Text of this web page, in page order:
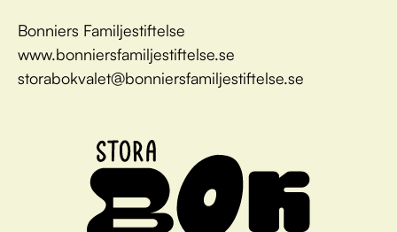
Bonniers Familjestiftelse
www.bonniersfamiljestiftelse.se
storabokvalet@bonniersfamiljestiftelse.se